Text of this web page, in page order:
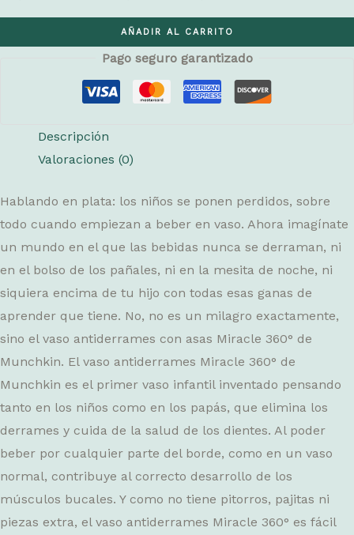
antiderrames
AÑADIR AL CARRITO
Pago seguro garantizado
Descripción
Valoraciones (0)
Hablando en plata: los niños se ponen perdidos, sobre
todo cuando empiezan a beber en vaso. Ahora imagínate
un mundo en el que las bebidas nunca se derraman, ni
en el bolso de los pañales, ni en la mesita de noche, ni
siquiera encima de tu hijo con todas esas ganas de
aprender que tiene. No, no es un milagro exactamente,
sino el vaso antiderrames con asas Miracle 360° de
Munchkin. El vaso antiderrames Miracle 360° de
Munchkin es el primer vaso infantil inventado pensando
tanto en los niños como en los papás, que elimina los
derrames y cuida de la salud de los dientes. Al poder
beber por cualquier parte del borde, como en un vaso
normal, contribuye al correcto desarrollo de los
músculos bucales. Y como no tiene pitorros, pajitas ni
piezas extra, el vaso antiderrames Miracle 360° es fácil